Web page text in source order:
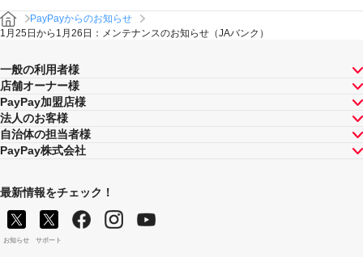
PayPayからのお知らせ
1月25日から1月26日：メンテナンスのお知らせ（JAバンク）
一般の利用者様
店舗オーナー様
PayPay加盟店様
法人のお客様
自治体の担当者様
PayPay株式会社
最新情報をチェック！
お知らせ サポート